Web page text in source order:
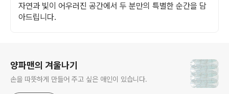
자연과 빛이 어우러진 공간에서 두 분만의 특별한 순간을 담
아드립니다.
양파맨의 겨울나기
손을 따뜻하게 만들어 주고 싶은 애인이 있습니다.